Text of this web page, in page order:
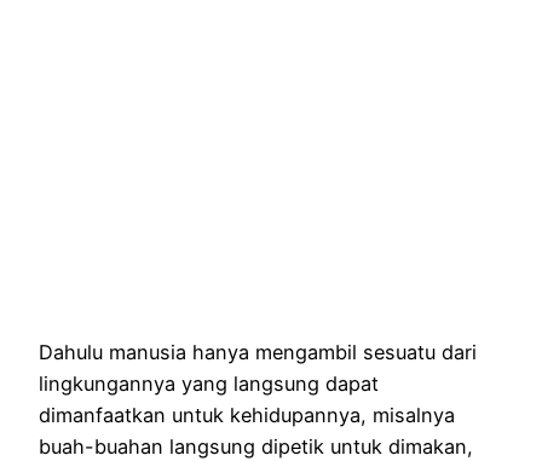
Dahulu manusia hanya mengambil sesuatu dari
lingkungannya yang langsung dapat
dimanfaatkan untuk kehidupannya, misalnya
buah-buahan langsung dipetik untuk dimakan,